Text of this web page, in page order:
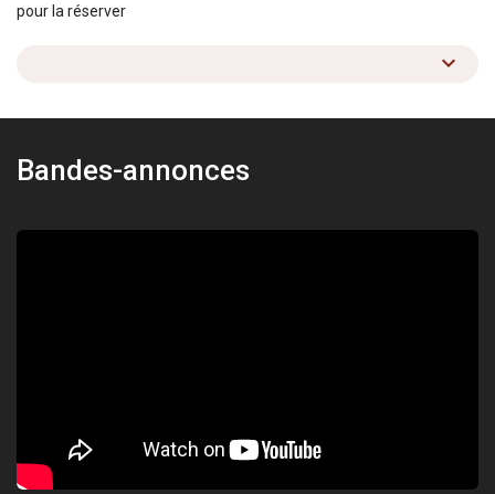
pour la réserver
Bandes-annonces